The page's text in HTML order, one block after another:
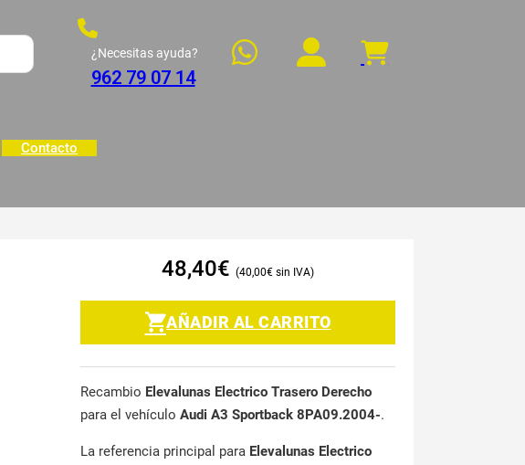
¿Necesitas ayuda?
962 79 07 14
Contacto
48,40€ 40,00€
AÑADIR AL CARRITO
Recambio Elevalunas Electrico Trasero Derecho
para el vehículo Audi A3 Sportback 8PA09.2004-.
La referencia principal para Elevalunas Electrico